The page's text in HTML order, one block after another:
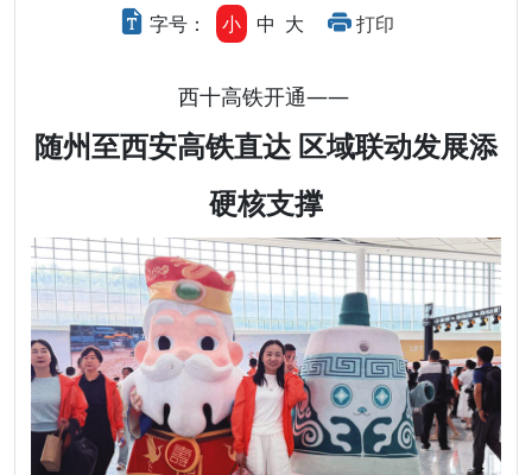
字号：
小 中 大 打印
西十高铁开通——
随州至西安高铁直达 区域联动发展添
硬核支撑